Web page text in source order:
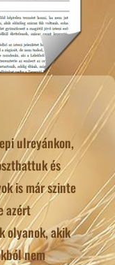
ulreyánkon,
és
is már szinte
azért
olyanok, akik
nem